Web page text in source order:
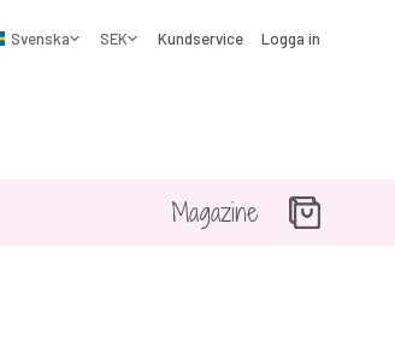
Kundservice Logga in
Magazine